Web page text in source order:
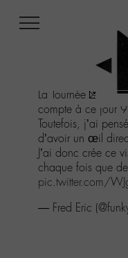
menu
Aller
au
contenu
Aller
recherche
La Tournée 💌
compte à ce jour
Toutefois, j’ai
d’avoir un œil
J’ai donc crée ce
chaque fois que
pic.twitter.com/
— Fred Eric